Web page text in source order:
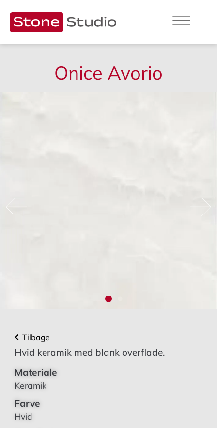
Onice Avorio
Tilbage
Hvid keramik med blank overflade.
Materiale
Keramik
Farve
Hvid